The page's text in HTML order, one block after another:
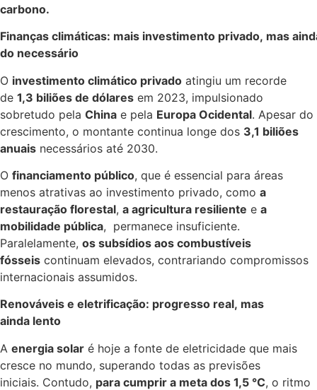
carbono.
Finanças climáticas: mais investimento privado, mas
do necessário
O investimento climático privado atingiu um recorde
de 1,3 biliões de dólares em 2023, impulsionado
sobretudo pela China e pela Europa Ocidental. Apesar do
crescimento, o montante continua longe dos 3,1 biliões
anuais necessários até 2030.
O financiamento público, que é essencial para áreas
menos atrativas ao investimento privado, como a
restauração florestal, a agricultura resiliente e a
mobilidade pública, permanece insuficiente.
Paralelamente, os subsídios aos combustíveis
fósseis continuam elevados, contrariando compromissos
internacionais assumidos.
Renováveis e eletrificação: progresso real, mas
ainda lento
A energia solar é hoje a fonte de eletricidade que mais
cresce no mundo, superando todas as previsões
iniciais. Contudo, para cumprir a meta dos 1,5 °C, o ritmo